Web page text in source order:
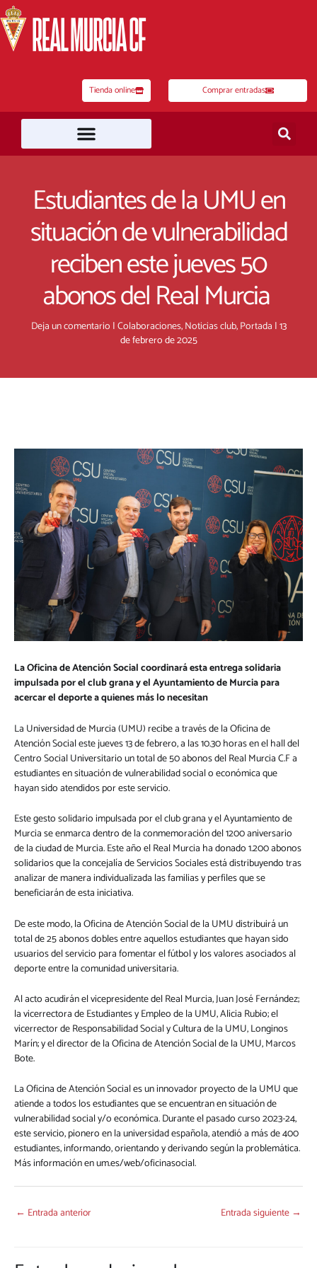
al
contenido
Tienda online Comprar entradas
Estudiantes de la UMU en
situación de vulnerabilidad
reciben este jueves 50
abonos del Real Murcia
Deja un comentario |Colaboraciones,Noticias club,Portada |13
de febrero de 2025
La Oficina de Atención Social coordinará esta entrega solidaria
impulsada por el club grana y el Ayuntamiento de Murcia para
acercar el deporte a quienes más lo necesitan
La Universidad de Murcia (UMU) recibe a través de la Oficina de
Atención Social este jueves 13 de febrero, a las 10.30 horas en el hall del
Centro Social Universitario un total de 50 abonos del Real Murcia C.F a
estudiantes en situación de vulnerabilidad social o económica que
hayan sido atendidos por este servicio.
Este gesto solidario impulsada por el club grana y el Ayuntamiento de
Murcia se enmarca dentro de la conmemoración del 1200 aniversario
de la ciudad de Murcia. Este año el Real Murcia ha donado 1.200 abonos
solidarios que la concejalía de Servicios Sociales está distribuyendo tras
analizar de manera individualizada las familias y perfiles que se
beneficiarán de esta iniciativa.
De este modo, la Oficina de Atención Social de la UMU distribuirá un
total de 25 abonos dobles entre aquellos estudiantes que hayan sido
usuarios del servicio para fomentar el fútbol y los valores asociados al
deporte entre la comunidad universitaria.
Al acto acudirán el vicepresidente del Real Murcia, Juan José Fernández;
la vicerrectora de Estudiantes y Empleo de la UMU, Alicia Rubio; el
vicerrector de Responsabilidad Social y Cultura de la UMU, Longinos
Marín; y el director de la Oficina de Atención Social de la UMU, Marcos
Bote.
La Oficina de Atención Social es un innovador proyecto de la UMU que
atiende a todos los estudiantes que se encuentran en situación de
vulnerabilidad social y/o económica. Durante el pasado curso 2023-24,
este servicio, pionero en la universidad española, atendió a más de 400
estudiantes, informando, orientando y derivando según la problemática.
Más información en um.es/web/oficinasocial.
← Entrada anterior Entrada siguiente →